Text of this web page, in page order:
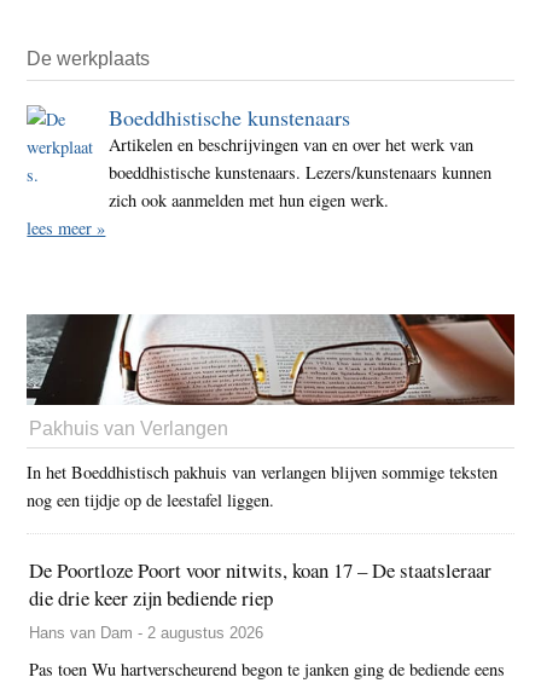
De werkplaats
Boeddhistische kunstenaars
Artikelen en beschrijvingen van en over het werk van
boeddhistische kunstenaars. Lezers/kunstenaars kunnen
zich ook aanmelden met hun eigen werk.
lees meer »
Pakhuis van Verlangen
In het Boeddhistisch pakhuis van verlangen blijven sommige teksten
nog een tijdje op de leestafel liggen.
De Poortloze Poort voor nitwits, koan 17 – De staatsleraar
die drie keer zijn bediende riep
Hans van Dam - 2 augustus 2026
Pas toen Wu hartverscheurend begon te janken ging de bediende eens